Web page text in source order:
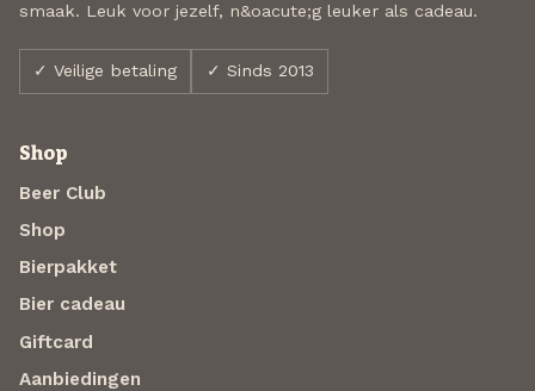
smaak. Leuk voor jezelf, n&oacute;g leuker als cadeau.
✓ Veilige betaling ✓ Sinds 2013
Shop
Beer Club
Shop
Bierpakket
Bier cadeau
Giftcard
Aanbiedingen